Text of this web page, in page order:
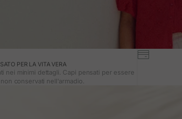
PER LA VITA VERA
nei minimi dettagli. Capi pensati per essere
conservati nell'armadio.